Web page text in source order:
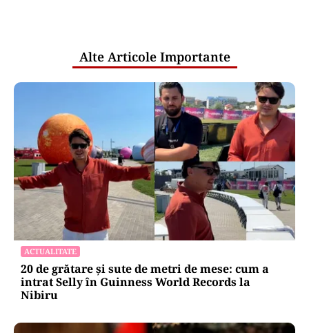
Alte Articole Importante
ACTUALITATE
20 de grătare și sute de metri de mese: cum a
intrat Selly în Guinness World Records la
Nibiru